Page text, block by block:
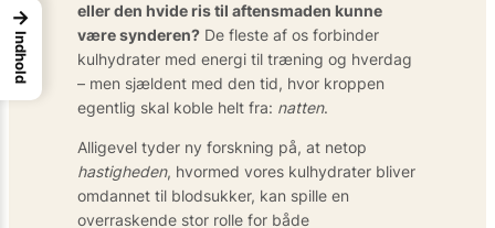
eller den hvide ris til aftensmaden kunne
være synderen? De fleste af os forbinder
kulhydrater med energi til træning og hverdag
– men sjældent med den tid, hvor kroppen
egentlig skal koble helt fra: natten.
Alligevel tyder ny forskning på, at netop
hastigheden, hvormed vores kulhydrater bliver
omdannet til blodsukker, kan spille en
overraskende stor rolle for både
→
Indhold